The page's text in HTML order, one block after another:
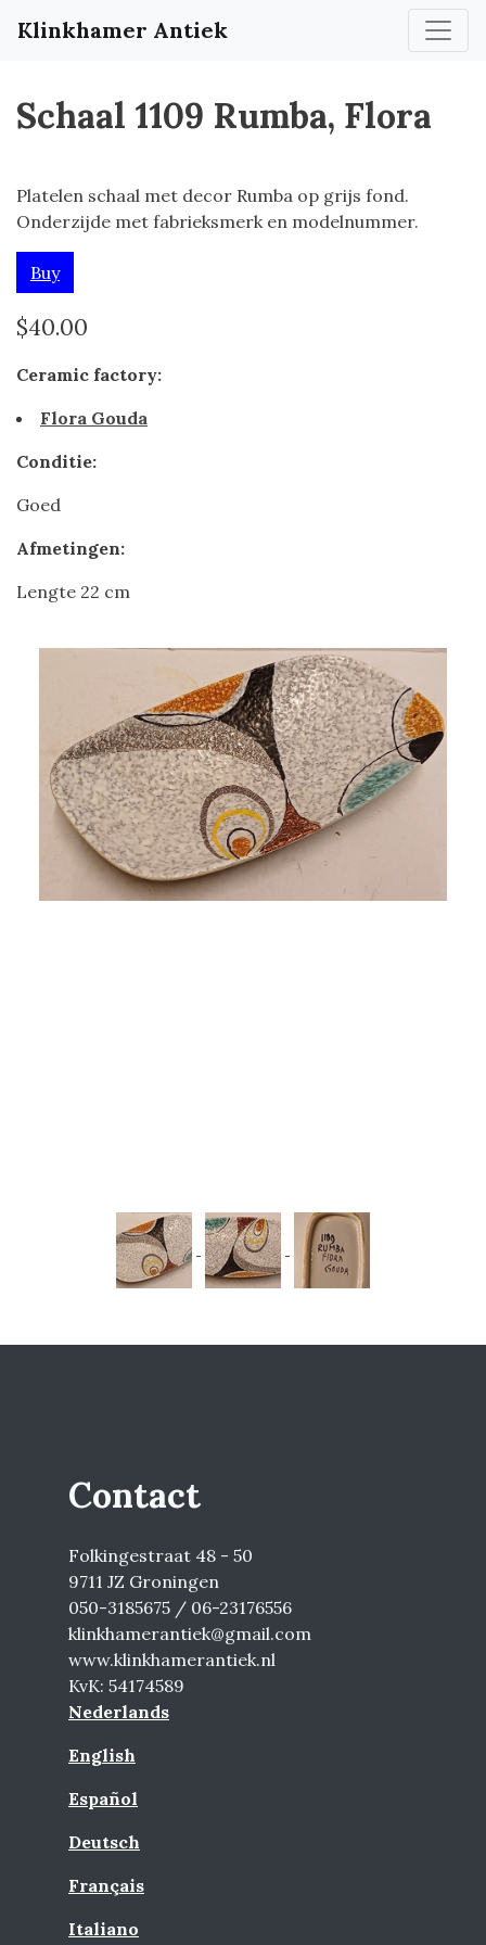
Klinkhamer Antiek
Schaal 1109 Rumba, Flora
Platelen schaal met decor Rumba op grijs fond.
Onderzijde met fabrieksmerk en modelnummer.
Buy
$40.00
Ceramic factory:
Flora Gouda
Conditie:
Goed
Afmetingen:
Lengte 22 cm
Contact
Folkingestraat 48 - 50
9711 JZ Groningen
050-3185675 / 06-23176556
klinkhamerantiek@gmail.com
www.klinkhamerantiek.nl
KvK: 54174589
Nederlands
English
Español
Deutsch
Français
Italiano